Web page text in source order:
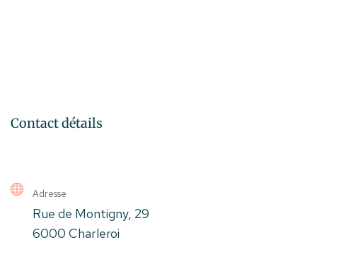
Contact détails
Adresse
Rue de Montigny, 29
6000 Charleroi